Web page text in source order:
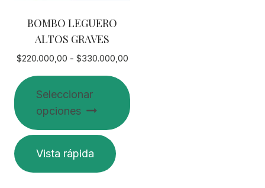
BOMBO LEGUERO
ALTOS GRAVES
$220.000,00 - $330.000,00Rango
desde
$220.000,00
Seleccionar
opciones
Este
producto
tiene
Vista rápida